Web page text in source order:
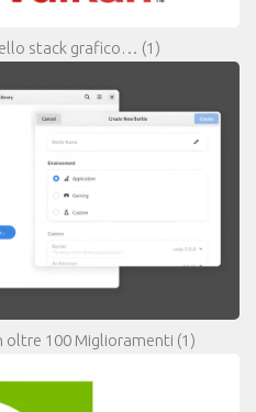
stack grafico… (1)
oltre 100 Miglioramenti (1)